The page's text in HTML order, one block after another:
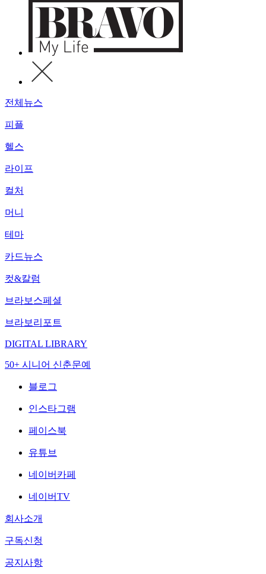
전체뉴스
피플
헬스
라이프
컬처
머니
테마
카드뉴스
컷&칼럼
브라보스페셜
브라보리포트
DIGITAL LIBRARY
50+ 시니어 신춘문예
블로그
인스타그램
페이스북
유튜브
네이버카페
네이버TV
회사소개
구독신청
공지사항